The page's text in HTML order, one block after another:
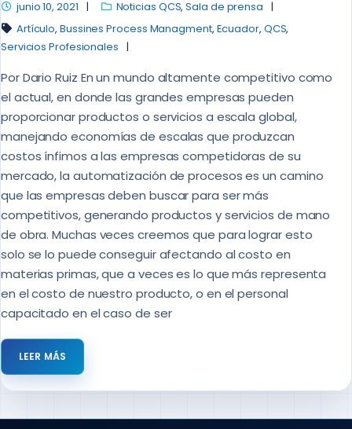
junio 10, 2021 Noticias QCS,Sala de prensa
Artículo,Bussines Process Managment, Ecuador, QCS,
Servicios Profesionales
Por Dario Ruiz En un mundo altamente competitivo como
el actual, en donde las grandes empresas pueden
proporcionar productos o servicios a escala global,
manejando economías de escalas que produzcan
costos ínfimos a las empresas competidoras de su
mercado, la automatización de procesos es un camino
que las empresas deben buscar para ser más
competitivos, generando productos y servicios de mano
de obra. Muchas veces creemos que para lograr esto
solo se lo puede conseguir afectando al costo en
materias primas, que a veces es lo que más representa
en el costo de nuestro producto, o en el personal
capacitado en el caso de ser
LEER MÁS